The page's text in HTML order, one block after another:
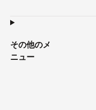
その他のメ
ニュー